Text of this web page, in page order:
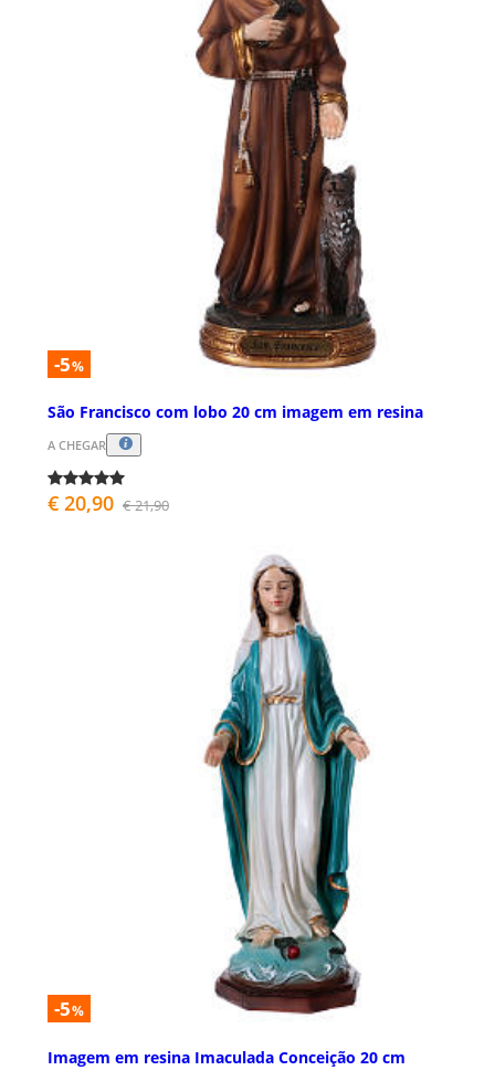
-5%
São Francisco com lobo 20 cm imagem em resina
A CHEGAR
€ 20,90 € 21,90
-5%
Imagem em resina Imaculada Conceição 20 cm